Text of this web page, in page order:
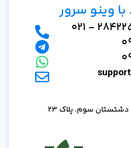
با وینو سرور
سوم، پلاک 23